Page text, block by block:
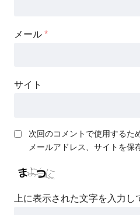
メール *
サイト
次回のコメントで使用するた
メールアドレス、サイトを保
上に表示された文字を入力し